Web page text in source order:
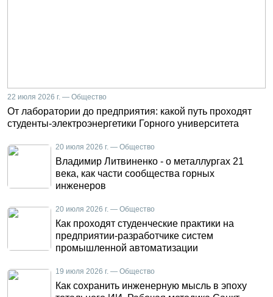
22 июля 2026 г. — Общество
От лаборатории до предприятия: какой путь проходят
студенты-электроэнергетики Горного университета
20 июля 2026 г. — Общество
Владимир Литвиненко - о металлургах 21
века, как части сообщества горных
инженеров
20 июля 2026 г. — Общество
Как проходят студенческие практики на
предприятии-разработчике систем
промышленной автоматизации
19 июля 2026 г. — Общество
Как сохранить инженерную мысль в эпоху